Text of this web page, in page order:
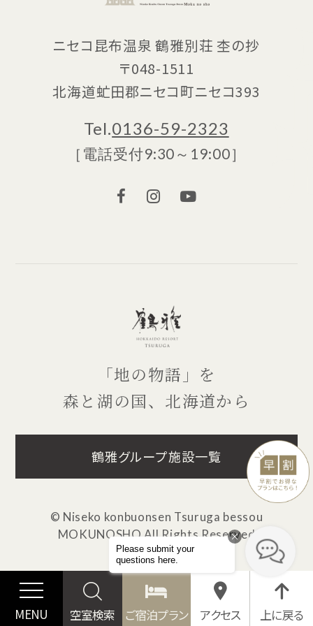
ニセコ昆布温泉 鶴雅別荘 杢の抄
〒048-1511
北海道虻田郡ニセコ町ニセコ393
Tel.0136-59-2323
［電話受付9:30～19:00］
「地の物語」を
森と湖の国、北海道から
鶴雅グループ施設一覧
© Niseko konbuonsen Tsuruga bessou
MOKUNOSHOAll Rights Reserved
MENU 空室検索 ご宿泊プラン アクセス 上に戻る